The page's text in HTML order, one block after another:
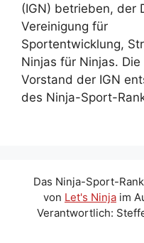
(IGN) betrieben, der
Vereinigung für
Sportentwicklung,
Ninjas für Ninjas.
Vorstand der IGN
des Ninja-Sport-
Das Ninja-Sport-
von Let's Ninja im
Verantwortlich: